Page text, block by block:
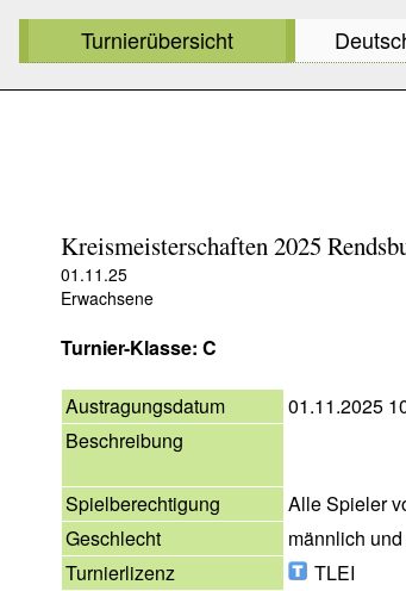
Turnierübersicht
Kreismeisterschaften 2025
01.11.25
Erwachsene
Turnier-Klasse: C
Austragungsdatum
01.11.2025
Beschreibung
Spielberechtigung
Alle Spieler
Geschlecht
männlich
Turnierlizenz
TLEI